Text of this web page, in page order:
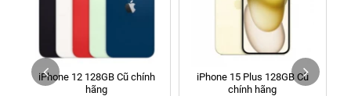
70 Nguyễn An Ninh, Dĩ An, Hồ Chí Minh (Bình Dương Cũ)
24h Vũng Tàu: 162A Ba Cu, Vũng Tàu, Hồ Chí Minh (TP. Vũng
Tàu cũ)
198 Hoàng Văn Thụ, Tân Sơn Nhất, Hồ Chí Minh (Tân Bình
iPhone 12 128GB Cũ chính
hãng
iPhone 15 Plus 128GB Cũ
chính hãng